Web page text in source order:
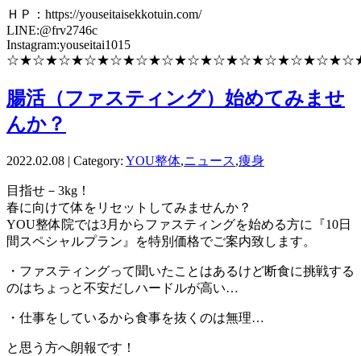
ＨＰ：https://youseitaisekkotuin.com/
LINE:@frv2746c
Instagram:youseitai1015
腸活（ファスティング）始めてみませ
んか？
2022.02.08 | Category: YOU整体,ニュース,痩身
目指せ－3kg！
春に向けて体をリセットしてみませんか？
YOU整体院では3月からファスティングを始める方に『10日
間スペシャルプラン』を特別価格でご案内致します。
・ファスティングって聞いたことはあるけど断食に挑戦する
のはちょっと不安だしハードルが高い…
・仕事をしているから食事を抜くのは無理…
と思う方へ朗報です！